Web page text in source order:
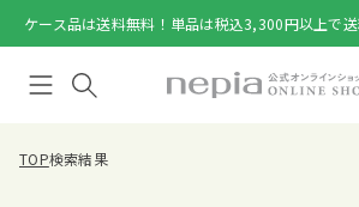
ケース品は送料無料！単品は税込3,300円以上で送
TOP検索結果